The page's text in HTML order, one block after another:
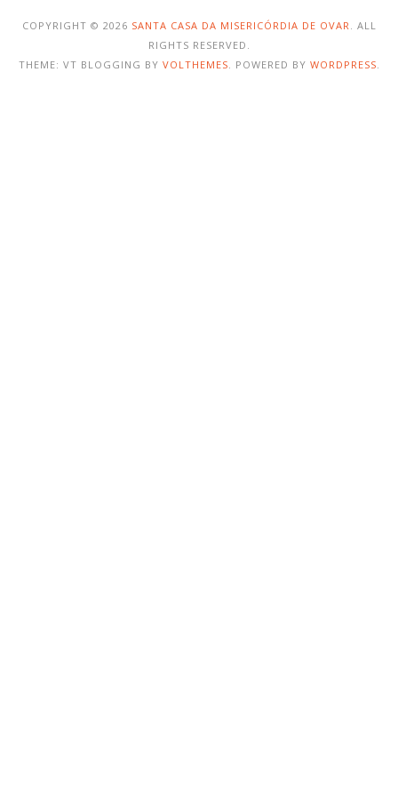
COPYRIGHT © 2026 SANTA CASA DA MISERICÓRDIA DE OVAR . ALL
RIGHTS RESERVED.
THEME: VT BLOGGING BY VOLTHEMES . POWERED BY WORDPRESS